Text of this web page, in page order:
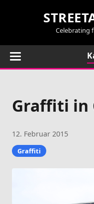
Celebrating
Graffiti in
12. Februar 2015
Graffiti